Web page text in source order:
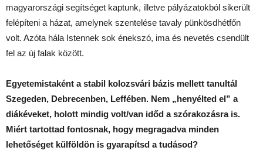
magyarországi segítséget kaptunk, illetve pályázatokból sikerült
felépíteni a házat, amelynek szentelése tavaly pünkösdhétfőn
volt. Azóta hála Istennek sok énekszó, ima és nevetés csendült
fel az új falak között.
Egyetemistaként a stabil kolozsvári bázis mellett tanultál
Szegeden, Debrecenben, Leffében. Nem „henyélted el” a
diákéveket, holott mindig volt/van időd a szórakozásra is.
Miért tartottad fontosnak, hogy megragadva minden
lehetőséget külföldön is gyarapítsd a tudásod?